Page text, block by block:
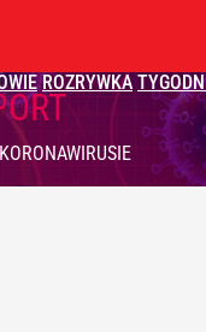
ROZRYWKA